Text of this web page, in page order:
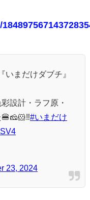
いまだけダブチ』
設計・ラフ原・
#いまだけ
23, 2024